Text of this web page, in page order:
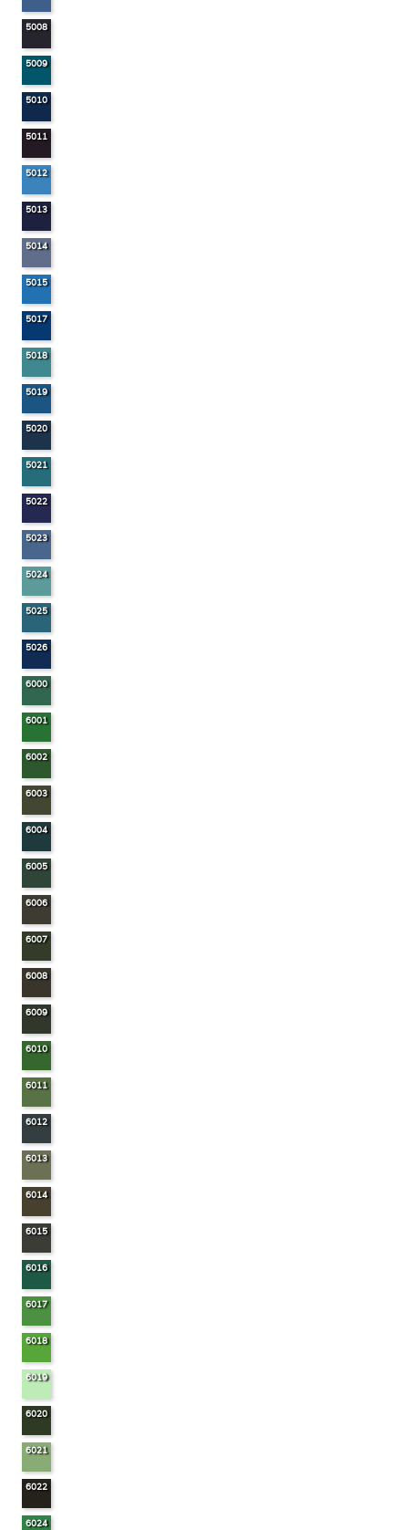
5008
5009
5010
5011
5012
5013
5014
5015
5017
5018
5019
5020
5021
5022
5023
5024
5025
5026
6000
6001
6002
6003
6004
6005
6006
6007
6008
6009
6010
6011
6012
6013
6014
6015
6016
6017
6018
6019
6020
6021
6022
6024